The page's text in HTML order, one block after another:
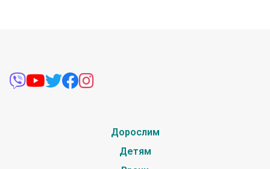
Дорослим
Детям